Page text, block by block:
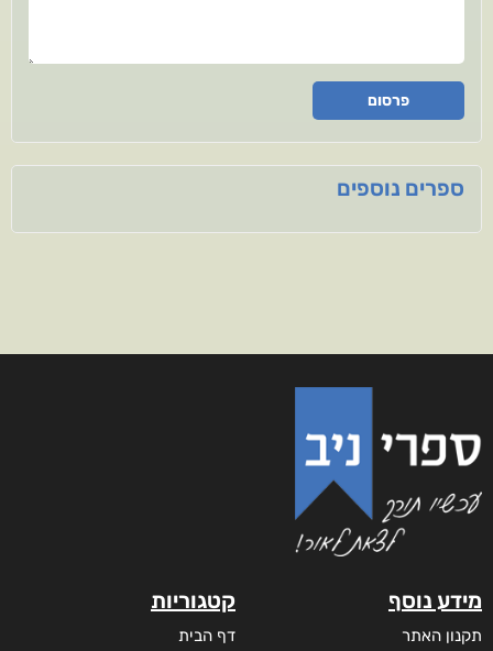
פרסום
ספרים נוספים
מידע נוסף
תקנון האתר
קטגוריות
דף הבית